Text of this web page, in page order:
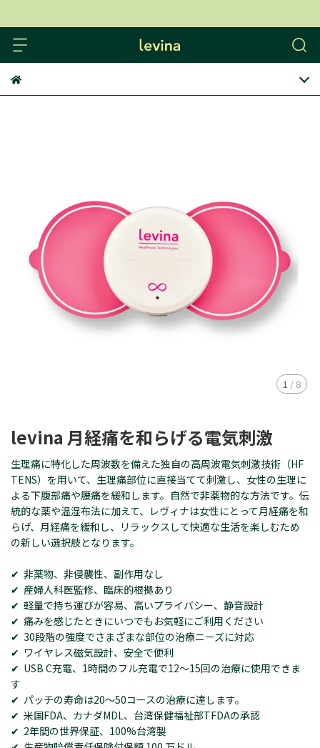
1 / 8
levina 月経痛を和らげる電気刺激
生理痛に特化した周波数を備えた独自の高周波電気刺激技術（HF
TENS）を用いて、生理痛部位に直接当てて刺激し、女性の生理に
よる下腹部痛や腰痛を緩和します。自然で非薬物的な方法です。伝
統的な薬や温湿布法に加えて、レヴィナは女性にとって月経痛を和
らげ、月経痛を緩和し、リラックスして快適な生活を楽しむため
の新しい選択肢となります。
✔ 非薬物、非侵襲性、副作用なし
✔ 産婦人科医監修、臨床的根拠あり
✔ 軽量で持ち運びが容易、高いプライバシー、静音設計
✔ 痛みを感じたときにいつでもお気軽にご利用ください
✔ 30段階の強度でさまざまな部位の治療ニーズに対応
✔ ワイヤレス磁気設計、安全で便利
✔ USB C充電、1時間のフル充電で12〜15回の治療に使用できま
す
✔ パッチの寿命は20～50コースの治療に達します。
✔ 米国FDA、カナダMDL、台湾保健福祉部TFDAの承認
✔ 2年間の世界保証、100%台湾製